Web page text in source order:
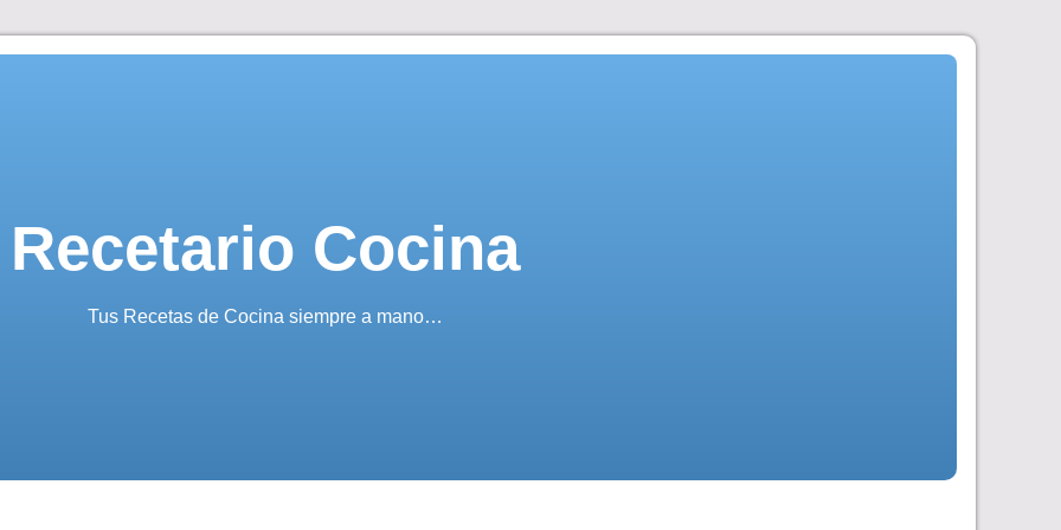
Recetario Cocina
Tus Recetas de Cocina siempre a mano…